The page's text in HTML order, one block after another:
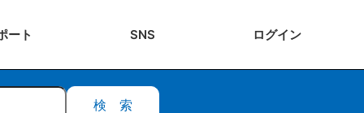
ート SNS ログイン
検索